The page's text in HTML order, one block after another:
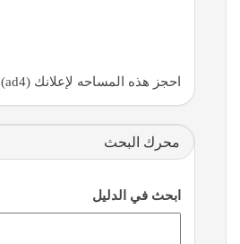
احجز هذه المساحه لإعلانك (ad4)
محرك البحث
ابحث في الدليل